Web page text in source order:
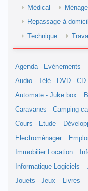
Médical
Ménage
Repassage à
Technique
Agenda - Evènements
Audio - Télé - DVD - CD
Automate - Juke box
Caravanes - Camping-
Cours - Etude
Electroménager
Immobilier Location
Informatique Logiciels
Jouets - Jeux
Livres